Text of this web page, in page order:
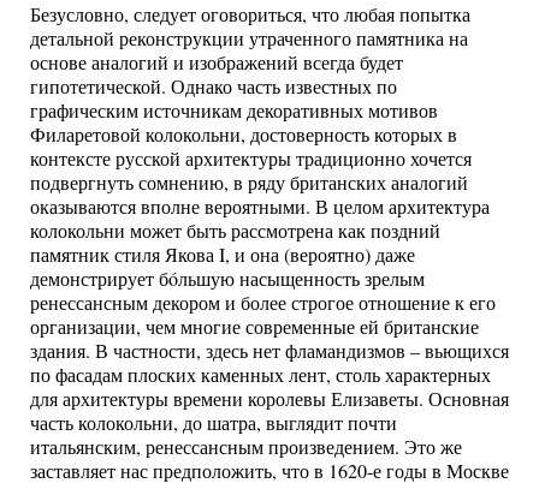
Безусловно, следует оговориться, что любая попытка
детальной реконструкции утраченного памятника на
основе аналогий и изображений всегда будет
гипотетической. Однако часть известных по
графическим источникам декоративных мотивов
Филаретовой колокольни, достоверность которых в
контексте русской архитектуры традиционно хочется
подвергнуть сомнению, в ряду британских аналогий
оказываются вполне вероятными. В целом архитектура
колокольни может быть рассмотрена как поздний
памятник стиля Якова I, и она (вероятно) даже
демонстрирует бóльшую насыщенность зрелым
ренессансным декором и более строгое отношение к его
организации, чем многие современные ей британские
здания. В частности, здесь нет фламандизмов – вьющихся
по фасадам плоских каменных лент, столь характерных
для архитектуры времени королевы Елизаветы. Основная
часть колокольни, до шатра, выглядит почти
итальянским, ренессансным произведением. Это же
заставляет нас предположить, что в 1620-е годы в Москве